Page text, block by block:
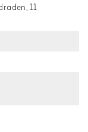
11